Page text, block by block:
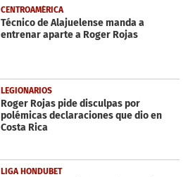
CENTROAMÉRICA
Técnico de Alajuelense manda a
entrenar aparte a Roger Rojas
LEGIONARIOS
Roger Rojas pide disculpas por
polémicas declaraciones que dio en
Costa Rica
LIGA HONDUBET